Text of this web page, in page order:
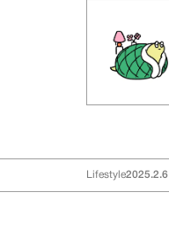
Lifestyle2025.2.6